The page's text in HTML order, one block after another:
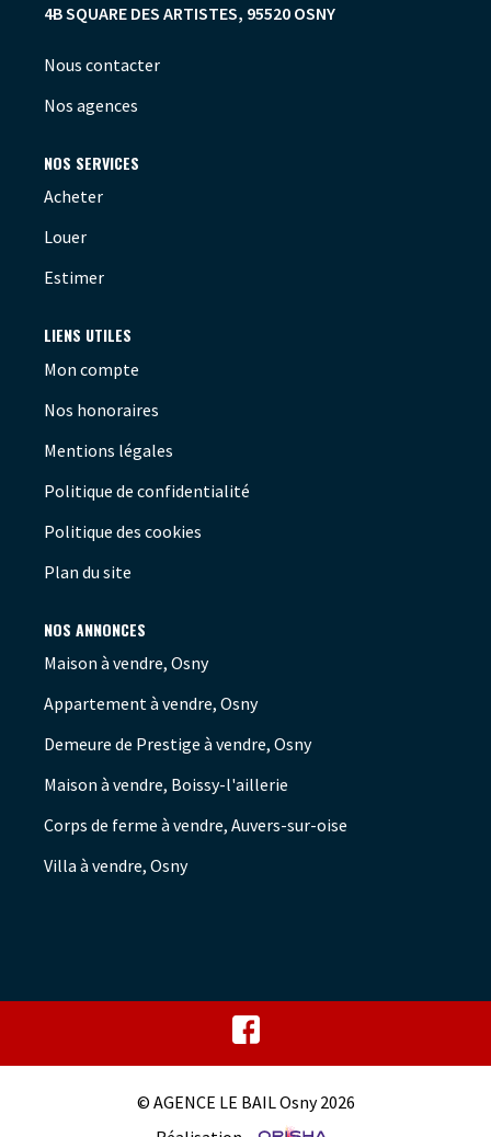
4B SQUARE DES ARTISTES, 95520 OSNY
Nous contacter
Nos agences
NOS SERVICES
Acheter
Louer
Estimer
LIENS UTILES
Mon compte
Nos honoraires
Mentions légales
Politique de confidentialité
Politique des cookies
Plan du site
NOS ANNONCES
Maison à vendre, Osny
Appartement à vendre, Osny
Demeure de Prestige à vendre, Osny
Maison à vendre, Boissy-l'aillerie
Corps de ferme à vendre, Auvers-sur-oise
Villa à vendre, Osny
© AGENCE LE BAIL Osny 2026